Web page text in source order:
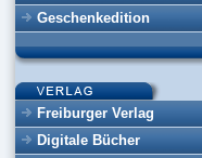
Geschenkedition
Freiburger Verlag
Digitale Bücher